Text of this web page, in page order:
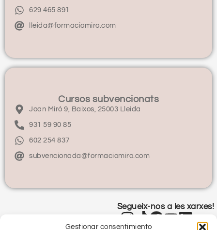
Gestionar consentimiento
629 465 891
lleida@formaciomiro.com
Cursos subvencionats
Joan Miró 9, Baixos, 25003 Lleida
931 59 90 85
602 254 837
subvencionada@formaciomiro.com
Segueix-nos a les xarxes!